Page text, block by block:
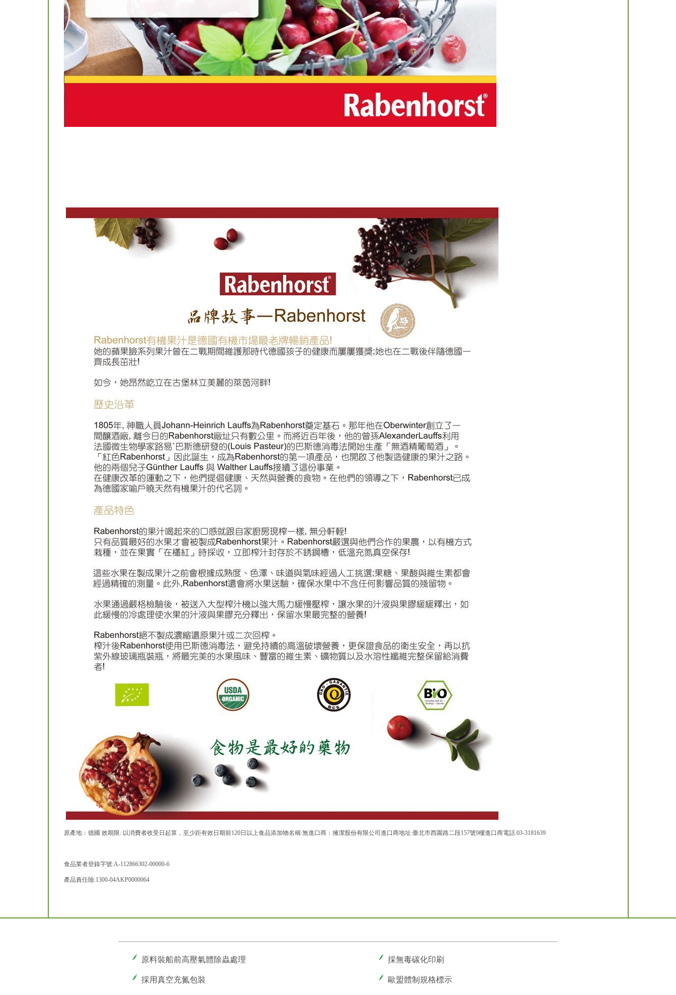
原產地：德國 效期限: 以消費者收受日起算，至少距有效日期前120日以上食品添加物名稱:無進口商：擁潔股份有限公司進口商地址:臺北市西園路二段157號9樓進口商電話:03-3181639
食品業者登錄字號:A-112866302-00000-6
產品責任險:1300-04AKP0000064
原料裝船前高壓氣體除蟲處理
採用真空充氮包裝
採無毒碳化印刷
歐盟體制規格標示